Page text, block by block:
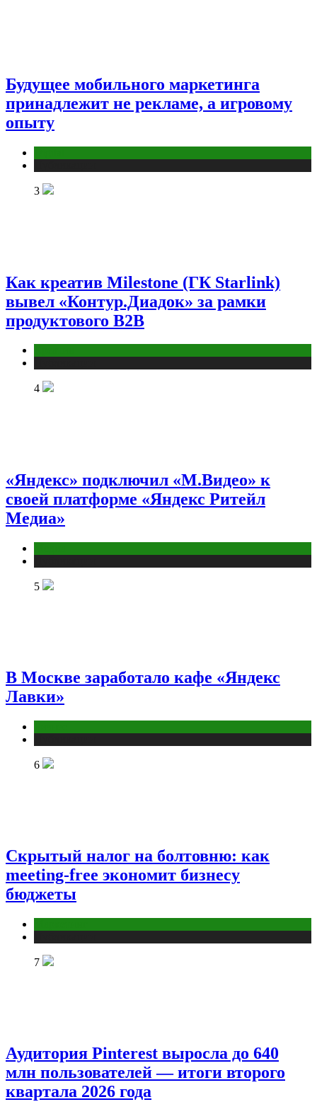
Будущее мобильного маркетинга
принадлежит не рекламе, а игровому
опыту
3
Как креатив Milestone (ГК Starlink)
вывел «Контур.Диадок» за рамки
продуктового B2B
4
«Яндекс» подключил «М.Видео» к
своей платформе «Яндекс Ритейл
Медиа»
5
В Москве заработало кафе «Яндекс
Лавки»
6
Скрытый налог на болтовню: как
meeting-free экономит бизнесу
бюджеты
7
Аудитория Pinterest выросла до 640
млн пользователей — итоги второго
квартала 2026 года